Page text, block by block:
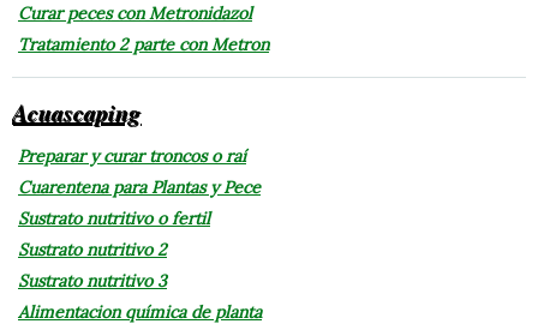
Curar peces con Metronidazol
Tratamiento 2 parte con Metron
Acuascaping
Preparar y curar troncos o raí
Cuarentena para Plantas y Pece
Sustrato nutritivo o fertil
Sustrato nutritivo 2
Sustrato nutritivo 3
Alimentacion química de planta